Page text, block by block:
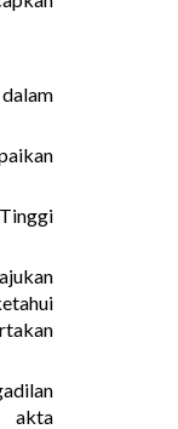
akta